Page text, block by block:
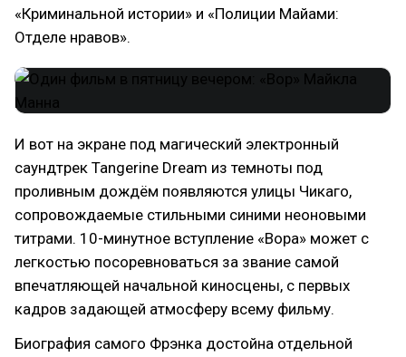
«Криминальной истории» и «Полиции Майами:
Отделе нравов».
И вот на экране под магический электронный
саундтрек Tangerine Dream из темноты под
проливным дождём появляются улицы Чикаго,
сопровождаемые стильными синими неоновыми
титрами. 10-минутное вступление «Вора» может с
легкостью посоревноваться за звание самой
впечатляющей начальной киносцены, с первых
кадров задающей атмосферу всему фильму.
Биография самого Фрэнка достойна отдельной